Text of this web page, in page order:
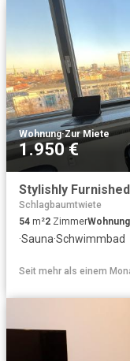
Wohnung·Zur Miete
1.950 €
Schlagbaumtwiete
54 m²2 ZimmerWohnung
·Sauna·Schwimmbad
Seit mehr als einem